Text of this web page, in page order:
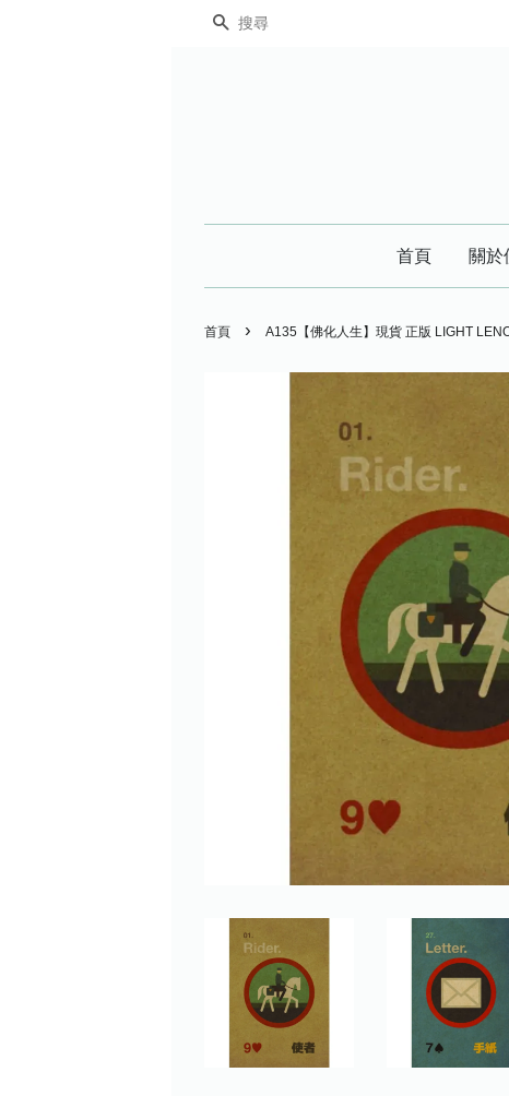
搜尋
首頁 關於
首頁 › A135【佛化人生】現貨 正版 LIGHT